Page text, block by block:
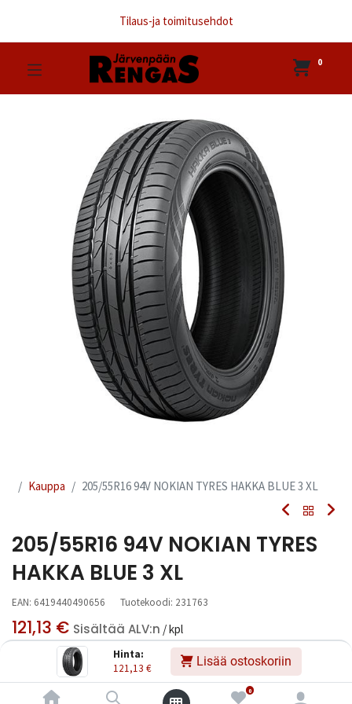
Hinta:
121,13 € Lisää ostoskoriin
0
Tilaus-ja toimitusehdot
0
Kauppa 205/55R16 94V NOKIAN TYRES HAKKA BLUE 3 XL
205/55R16 94V NOKIAN TYRES
HAKKA BLUE 3 XL
EAN: 6419440490656 Tuotekoodi: 231763
121,13 € Sisältää ALV:n / kpl
Toimittajilla (kotimaa): Saatavilla
Toimitusaika:
3 arkipäivää